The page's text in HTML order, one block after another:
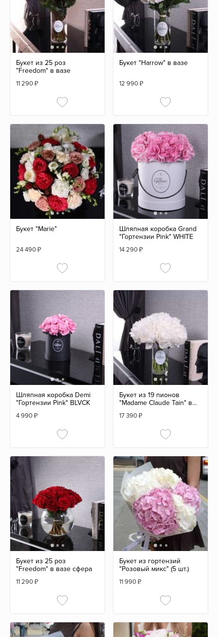
Букет из 25 роз
"Freedom" в вазе
11 290₽
Букет "Harrow" в вазе
12 990₽
Букет "Marie"
24 490₽
Шляпная коробка Grand
"Гортензии Pink" WHITE
14 290₽
Шляпная коробка Demi
"Гортензии Pink" BLVCK
4 990₽
Букет из 19 пионов
"Madame Claude Tain" в
17 390₽
Букет из 25 роз
"Freedom" в вазе сфера
11 290₽
Букет из гортензий
"Розовый микс" (5 шт.)
11 990₽